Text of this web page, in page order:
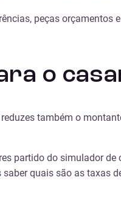
peças
o
também o
partido do simulador
quais são as taxas